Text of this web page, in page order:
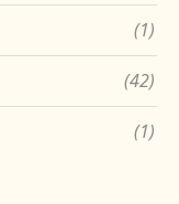
(1)
(42)
(1)